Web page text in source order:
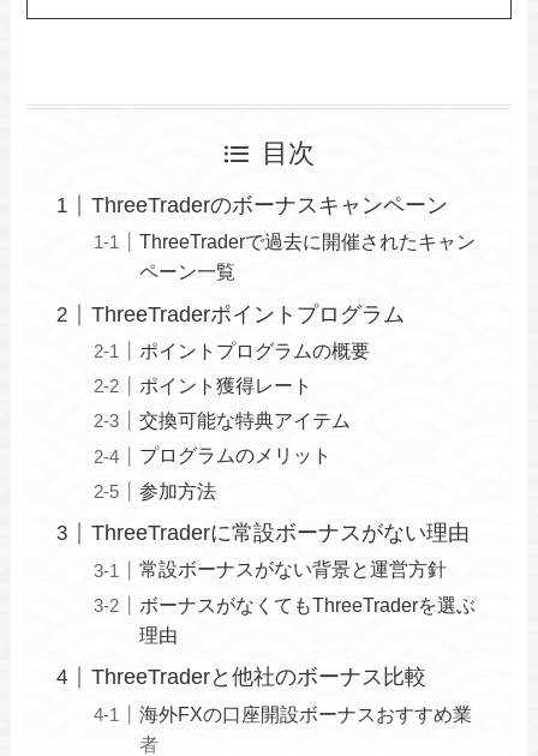
目次
ThreeTraderのボーナスキャンペーン
ThreeTraderで過去に開催されたキャン
ペーン一覧
ThreeTraderポイントプログラム
ポイントプログラムの概要
ポイント獲得レート
交換可能な特典アイテム
プログラムのメリット
参加方法
ThreeTraderに常設ボーナスがない理由
常設ボーナスがない背景と運営方針
ボーナスがなくてもThreeTraderを選ぶ
理由
ThreeTraderと他社のボーナス比較
海外FXの口座開設ボーナスおすすめ業
者